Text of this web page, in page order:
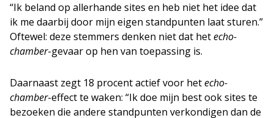
“Ik beland op allerhande sites en heb niet het idee dat
ik me daarbij door mijn eigen standpunten laat sturen.”
Oftewel: deze stemmers denken niet dat hetecho-
chamber-gevaar op hen van toepassing is.
Daarnaast zegt 18 procent actief voor hetecho-
chamber-effect te waken: “Ik doe mijn best ook sites te
bezoeken die andere standpunten verkondigen dan de